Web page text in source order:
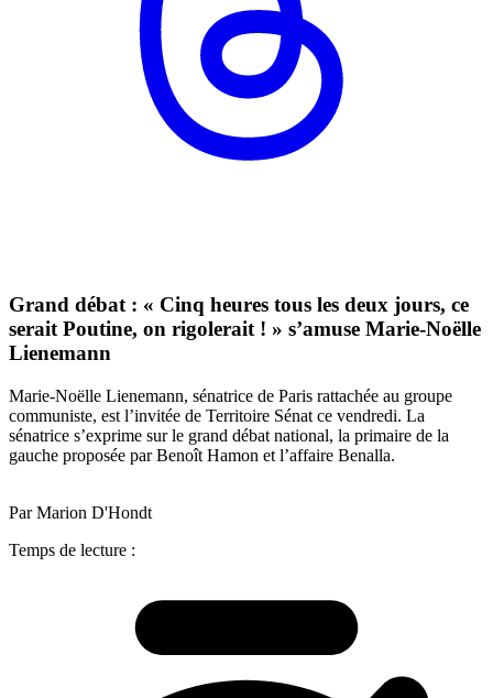
Grand débat : « Cinq heures tous les deux jours, ce
serait Poutine, on rigolerait ! » s’amuse Marie-Noëlle
Lienemann
Marie-Noëlle Lienemann, sénatrice de Paris rattachée au groupe
communiste, est l’invitée de Territoire Sénat ce vendredi. La
sénatrice s’exprime sur le grand débat national, la primaire de la
gauche proposée par Benoît Hamon et l’affaire Benalla.
Par Marion D'Hondt
Temps de lecture :